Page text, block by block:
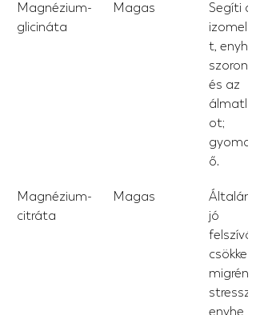
Magnézium-
glicináta
Magas
Segíti az
t,
és az
ot;
ő.
Magnézium-
citráta
Magas
jó
migrént
stresszt;
enyhe